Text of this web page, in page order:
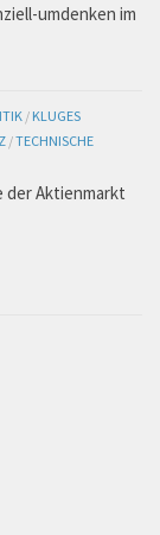
umdenken im
/ KLUGES
/TECHNISCHE
der Aktienmarkt